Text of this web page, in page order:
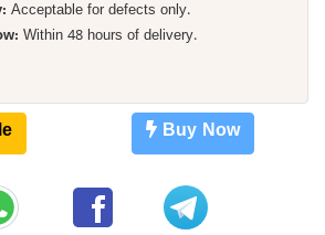
Acceptable for defects only.
Within 48 hours of delivery.
Buy Now